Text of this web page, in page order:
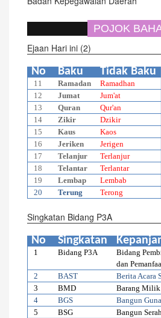
POJOK
Ejaan Hari ini (2)
No
Baku Tidak Baku
11 Ramadan
Ramadhan
12
Jumat
Jum'at
13
Quran
Qur'an
14
Zikir
Dzikir
15
Kaus
Kaos
16
Jeriken
Jerigen
17
Telanjur
Terlanjur
18
Telantar
Terlantar
19
Lembap
Lembab
20
Terung Terong
Singkatan Bidang P3A
No
Singkatan
1 Bidang P3A
Bidang
dan
2
BAST
Berita Acara
3
BMD
Barang Milik
4
BGS
Bangun
5
BSG
Bangun